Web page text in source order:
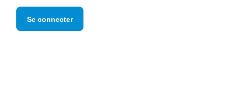
Se connecter